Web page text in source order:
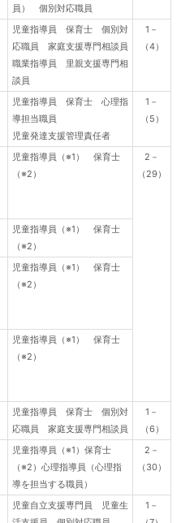
員） 個別対応職員
児童指導員 保育士 個別対
応職員 家庭支援専門相談員
職業指導員 里親支援専門相
談員
1－
（4）
児童指導員 保育士 心理指
導担当職員
児童発達支援管理責任者
1－
（5）
児童指導員（※1） 保育士
（※2）
2－
（29）
児童指導員（※1） 保育士
（※2）
児童指導員（※1） 保育士
（※2）
児童指導員（※1） 保育士
（※2）
児童指導員 保育士 個別対
応職員 家庭支援専門相談員
1－
（6）
児童指導員（※1）保育士
（※2）心理指導員（心理指
導を担当する職員）
2－
（30）
児童自立支援専門員 児童生
1－